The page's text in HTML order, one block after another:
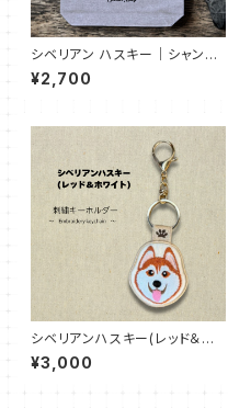
シベリアン ハスキー｜シャンブ
リック巾着ショルダーバッグ（全3
色)
¥2,700
シベリアンハスキー(レッド＆ホ
ワイト)【DogTag Stitch】両面
刺繍キーホルダー
¥3,000